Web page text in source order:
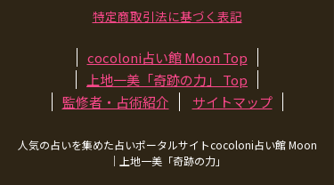
特定商取引法に基づく表記
cocoloni占い館 Moon Top
上地一美「奇跡の力」
Top
監修者・占術紹介
サイトマップ
人気の占いを集めた占いポータルサイトcocoloni占い館 Moon
｜ 上地一美「奇跡の力」